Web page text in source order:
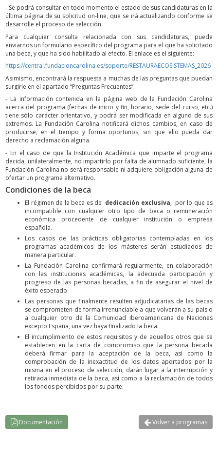
- Se podrá consultar en todo momento el estado de sus candidaturas en la
última página de su solicitud on-line, que se irá actualizando conforme se
desarrolle el proceso de selección.
Para cualquier consulta relacionada con sus candidaturas, puede
enviarnos un formulario específico del programa para el que ha solicitado
una beca, y que ha sido habilitado al efecto. El enlace es el siguiente:
https://central.fundacioncarolina.es/soporte/RESTAURAECOSISTEMAS_2026
Asimismo, encontrará la respuesta a muchas de las preguntas que puedan
surgirle en el apartado “Preguntas Frecuentes”.
- La información contenida en la página web de la Fundación Carolina
acerca del programa (fechas de inicio y fin, horario, sede del curso, etc.)
tiene sólo carácter orientativo, y podrá ser modificada en alguno de sus
extremos. La Fundación Carolina notificará dichos cambios, en caso de
producirse, en el tiempo y forma oportunos, sin que ello pueda dar
derecho a reclamación alguna.
- En el caso de que la Institución Académica que imparte el programa
decida, unilateralmente, no impartirlo por falta de alumnado suficiente, la
Fundación Carolina no será responsable ni adquiere obligación alguna de
ofertar un programa alternativo.
Condiciones de la beca
El régimen de la beca es de dedicación exclusiva, por lo que es
incompatible con cualquier otro tipo de beca o remuneración
económica procedente de cualquier institución o empresa
española.
Los casos de las prácticas obligatorias contempladas en los
programas académicos de los másteres serán estudiados de
manera particular.
La Fundación Carolina confirmará regularmente, en colaboración
con las instituciones académicas, la adecuada participación y
progreso de las personas becadas, a fin de asegurar el nivel de
éxito esperado.
Las personas que finalmente resulten adjudicatarias de las becas
se comprometen de forma irrenunciable a que volverán a su país o
a cualquier otro de la Comunidad Iberoamericana de Naciones
excepto España, una vez haya finalizado la beca.
El incumplimiento de estos requisitos y de aquellos otros que se
establecen en la carta de compromiso que la persona becada
deberá firmar para la aceptación de la beca, así como la
comprobación de la inexactitud de los datos aportados por la
misma en el proceso de selección, darán lugar a la interrupción y
retirada inmediata de la beca, así como a la reclamación de todos
los fondos percibidos por su parte.
Documentación Volver a programas